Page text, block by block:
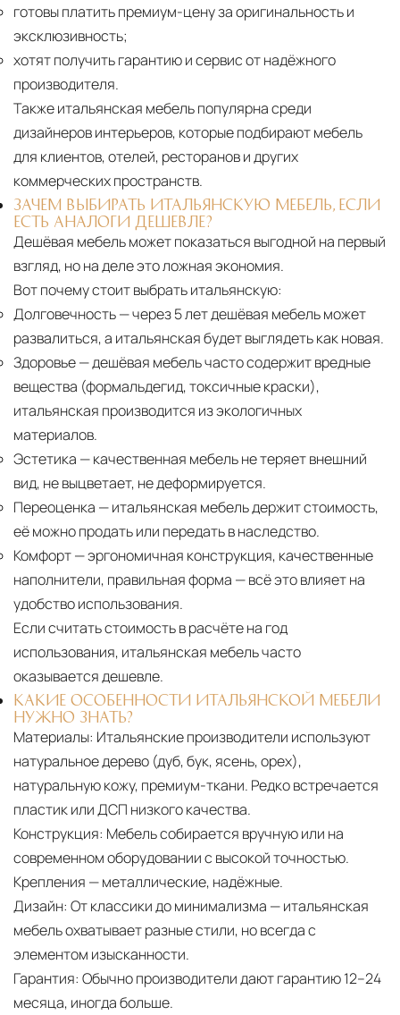
готовы платить премиум-цену за оригинальность и
эксклюзивность;
хотят получить гарантию и сервис от надёжного
производителя.
Также итальянская мебель популярна среди
дизайнеров интерьеров, которые подбирают мебель
для клиентов, отелей, ресторанов и других
коммерческих пространств.
ЗАЧЕМ ВЫБИРАТЬ ИТАЛЬЯНСКУЮ МЕБЕЛЬ, ЕСЛИ
ЕСТЬ АНАЛОГИ ДЕШЕВЛЕ?
Дешёвая мебель может показаться выгодной на первый
взгляд, но на деле это ложная экономия.
Вот почему стоит выбрать итальянскую:
Долговечность— через 5 лет дешёвая мебель может
развалиться, а итальянская будет выглядеть как новая.
Здоровье— дешёвая мебель часто содержит вредные
вещества (формальдегид, токсичные краски),
итальянская производится из экологичных
материалов.
Эстетика — качественная мебель не теряет внешний
вид, не выцветает, не деформируется.
Переоценка — итальянская мебель держит стоимость,
её можно продать или передать в наследство.
Комфорт— эргономичная конструкция, качественные
наполнители, правильная форма — всё это влияет на
удобство использования.
Если считать стоимость в расчёте на год
использования, итальянская мебель часто
оказывается дешевле.
КАКИЕ ОСОБЕННОСТИ ИТАЛЬЯНСКОЙ МЕБЕЛИ
НУЖНО ЗНАТЬ?
Материалы: Итальянские производители используют
натуральное дерево (дуб, бук, ясень, орех),
натуральную кожу, премиум-ткани. Редко встречается
пластик или ДСП низкого качества.
Конструкция: Мебель собирается вручную или на
современном оборудовании с высокой точностью.
Крепления — металлические, надёжные.
Дизайн: От классики до минимализма — итальянская
мебель охватывает разные стили, но всегда с
элементом изысканности.
Гарантия: Обычно производители дают гарантию 12–24
месяца, иногда больше.